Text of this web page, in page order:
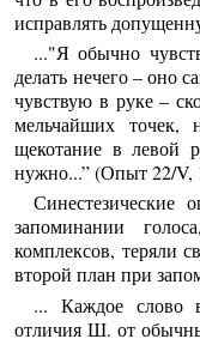
исправлять
..."Я обычно
делать нечего – оно
чувствую в руке –
мельчайших точек,
щекотание в левой
нужно...” (Опыт 22/V,
Синестезические
запоминании
комплексов, теряли
второй план при
... Каждое слово
отличия Ш. от